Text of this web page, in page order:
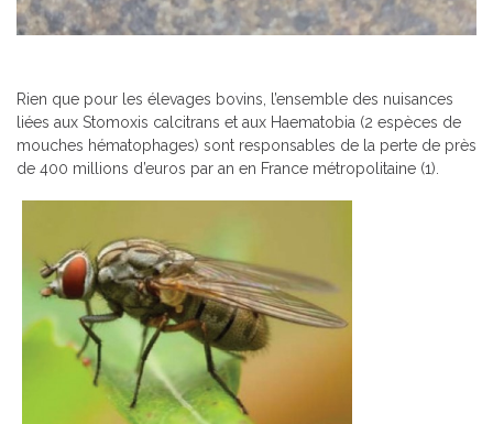
Rien que pour les élevages bovins, l’ensemble des nuisances
liées aux Stomoxis calcitrans et aux Haematobia (2 espèces de
mouches hématophages) sont responsables de la perte de près
de 400 millions d’euros par an en France métropolitaine (1).